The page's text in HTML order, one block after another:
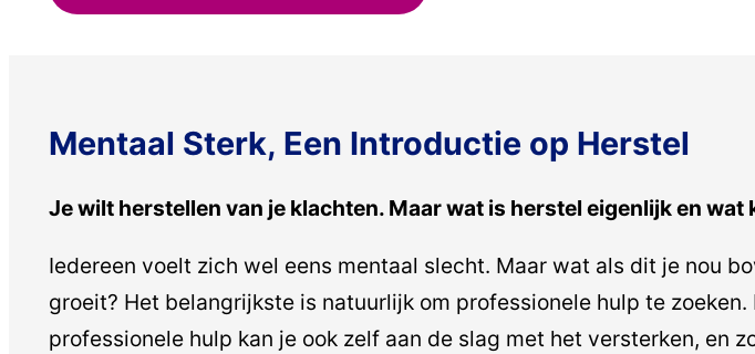
Mentaal Sterk, Een Introductie op Herstel
Je wilt herstellen van je klachten. Maar wat is herstel eigenlijk en wat
Iedereen voelt zich wel eens mentaal slecht. Maar wat als dit je nou
groeit? Het belangrijkste is natuurlijk om professionele hulp te zoeken.
professionele hulp kan je ook zelf aan de slag met het versterken, en